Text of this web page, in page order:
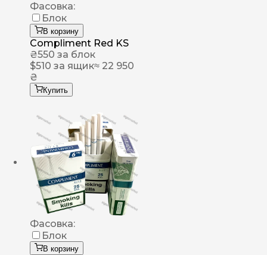
Фасовка:
Блок
В корзину
Compliment Red KS
₴550 за блок
$510 за ящик≈ 22 950
₴
Купить
Фасовка:
Блок
В корзину